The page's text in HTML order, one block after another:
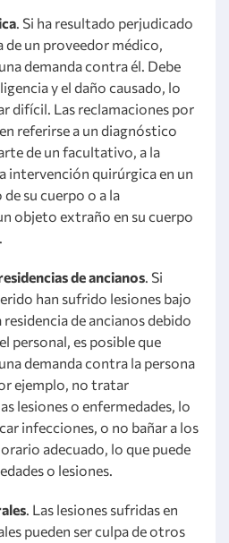
. Si ha resultado perjudicado
de un proveedor médico,
demanda contra él. Debe
y el daño causado, lo
difícil. Las reclamaciones por
referirse a un diagnóstico
de un facultativo, a la
intervención quirúrgica en un
su cuerpo o a la
objeto extraño en su cuerpo
de ancianos. Si
han sufrido lesiones bajo
residencia de ancianos debido
personal, es posible que
demanda contra la persona
ejemplo, no tratar
lesiones o enfermedades, lo
infecciones, o no bañar a los
adecuado, lo que puede
o lesiones.
. Las lesiones sufridas en
pueden ser culpa de otros